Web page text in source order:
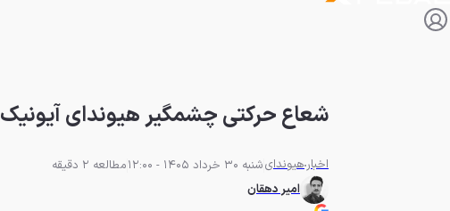
شعاع حرکتی چشمگیر هیوندای آیونیک V با وجود پکیج باطری کوچک
اخبارهیوندایشنبه 30 خرداد 1405 - 12:00
مطالعه 2 دقیقه
امیر دهقان